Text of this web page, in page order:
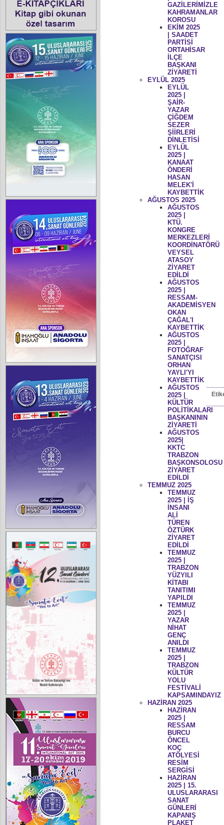
GAZİLERİMİZLE
KAHRAMANLAR
KOROSU
EKİM 2025
| SAADET
PARTİSİ
ORTAHİSAR
İLÇE
BAŞKANI
ZİYARETİ
EYLÜL 2025
EYLÜL
2025 |
ŞAİR-
YAZAR
ÇİĞDEM
SEZER
ŞİİRLERİ
DİNLETİSİ
EYLÜL
2025 |
KANAAT
ÖNDERİ
HASAN
MELEK'İ
KAYBETTİK
AĞUSTOS 2025
AĞUSTOS
2025 |
KTÜ.
KONGRE
MERKEZLERİ
KOORDİNATÖRÜ
VEYSEL
ATASOY
ZİYARET
EDİLDİ
AĞUSTOS
2025 |
RESSAM-
AKADEMİSYEN
OKAN
ÇAĞAL'I
KAYBETTİK
AĞUSTOS
2025 |
FOTOĞRAF
SANATÇISI
ORHAN
YAYLI'YI
KAYBETTİK
AĞUSTOS
2025 |
KÜLTÜR
POLİTİKALARI
BAŞKANININ
ZİYARETİ
AĞUSTOS
2025|
KKTC
TRABZON
BAŞKONSOLOSU
ZİYARET
EDİLDİ
TEMMUZ 2025
TEMMUZ
2025 | İŞ
İNSANI
ALİ
TÜREN
ÖZTÜRK
ZİYARET
EDİLDİ
TEMMUZ
2025 |
TRABZON
YÜZYILI
KİTABI
TANITIMI
YAPILDI
TEMMUZ
2025 |
YAZAR
NİHAT
GENÇ
ANILDI
TEMMUZ
2025 |
TRABZON
KÜLTÜR
YOLU
FESTİVALİ
KAPSAMINDAYIZ
HAZİRAN 2025
HAZİRAN
2025 |
RESSAM
BURCU
ÖNCEL
KOÇ
ATÖLYESİ
RESİM
SERGİSİ
HAZİRAN
2025 | 15.
ULUSLARARASI
SANAT
GÜNLERİ
KAPANIŞ
PLAKET